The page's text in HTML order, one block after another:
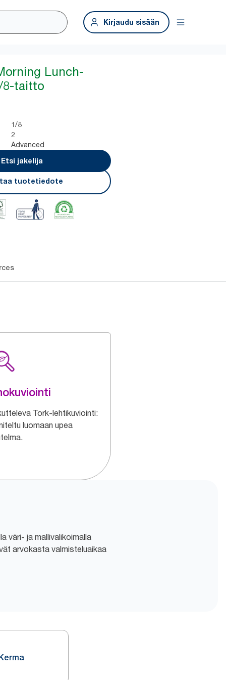
Kirjaudu sisään
Lunch-
8-taitto
1/8
2
Advanced
Etsi jakelija
tuotetiedote
Tork-lehtikuviointi:
luomaan upea
väri- ja mallivalikoimalla
arvokasta valmisteluaikaa